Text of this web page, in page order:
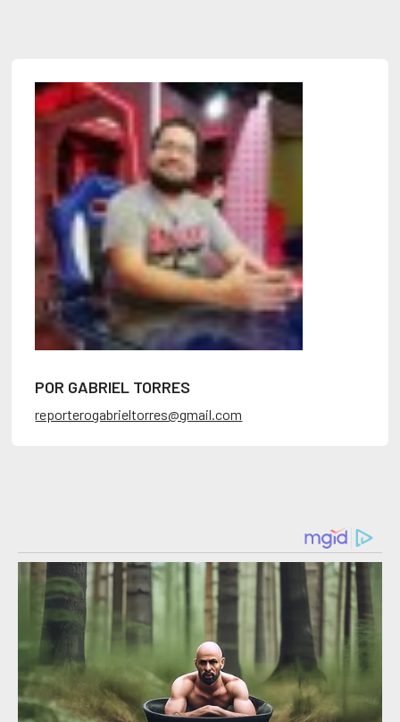
POR GABRIEL TORRES
reporterogabrieltorres@gmail.com